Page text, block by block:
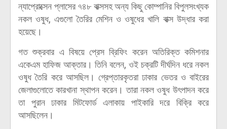
ন্যাপ্রোক্সেন প্লাসের ৭৪৮ বাক্সসহ অন্য কিছু কোম্পানির বিপুলসংখ্যক
নকল ওষুধ, এগুলো তৈরির মেশিন ও ওষুধের খালি বাক্স উদ্ধার করা
হয়েছে।
গত শুক্রবার এ বিষয়ে প্রেস ব্রিফিং করেন অতিরিক্ত কমিশনার
একেএম হাফিজ আক্তার। তিনি বলেন, ওই চক্রটি দীর্ঘদিন ধরে নকল
ওষুধ তৈরি করে আসছিল। গ্রেপ্তারকৃতরা ঢাকার ভেতর ও বাইরের
জেলাগুলোতে কারখানা স্থাপন করেন। তারা নকল ওষুধ উৎপাদন করে
তা পুরান ঢাকার মিটফোর্ড এলাকায় পাইকারি দরে বিক্রি করে
আসছিলেন।